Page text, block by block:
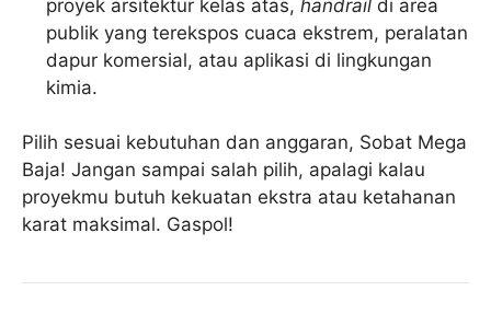
proyek arsitektur kelas atas,handrail di area
publik yang terekspos cuaca ekstrem, peralatan
dapur komersial, atau aplikasi di lingkungan
kimia.
Pilih sesuai kebutuhan dan anggaran, Sobat Mega
Baja! Jangan sampai salah pilih, apalagi kalau
proyekmu butuh kekuatan ekstra atau ketahanan
karat maksimal. Gaspol!